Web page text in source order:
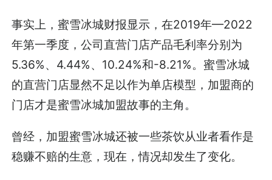
事实上，蜜雪冰城财报显示，在2019年—2022
年第一季度，公司直营门店产品毛利率分别为
5.36%、4.44%、10.24%和-8.21%。蜜雪冰城
的直营门店显然不足以作为单店模型，加盟商的
门店才是蜜雪冰城加盟故事的主角。
曾经，加盟蜜雪冰城还被一些茶饮从业者看作是
稳赚不赔的生意，现在，情况却发生了变化。